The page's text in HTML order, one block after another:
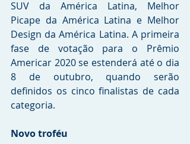
SUV da América Latina, Melhor
Picape da América Latina e Melhor
Design da América Latina. A primeira
fase de votação para o Prêmio
Americar 2020 se estenderá até o dia
8 de outubro, quando serão
definidos os cinco finalistas de cada
categoria.
Novo troféu